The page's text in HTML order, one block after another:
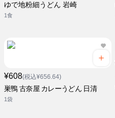
ゆで地粉細うどん 岩崎
1食
¥608(税込¥656.64)
巣鴨 古奈屋 カレーうどん 日清
1袋